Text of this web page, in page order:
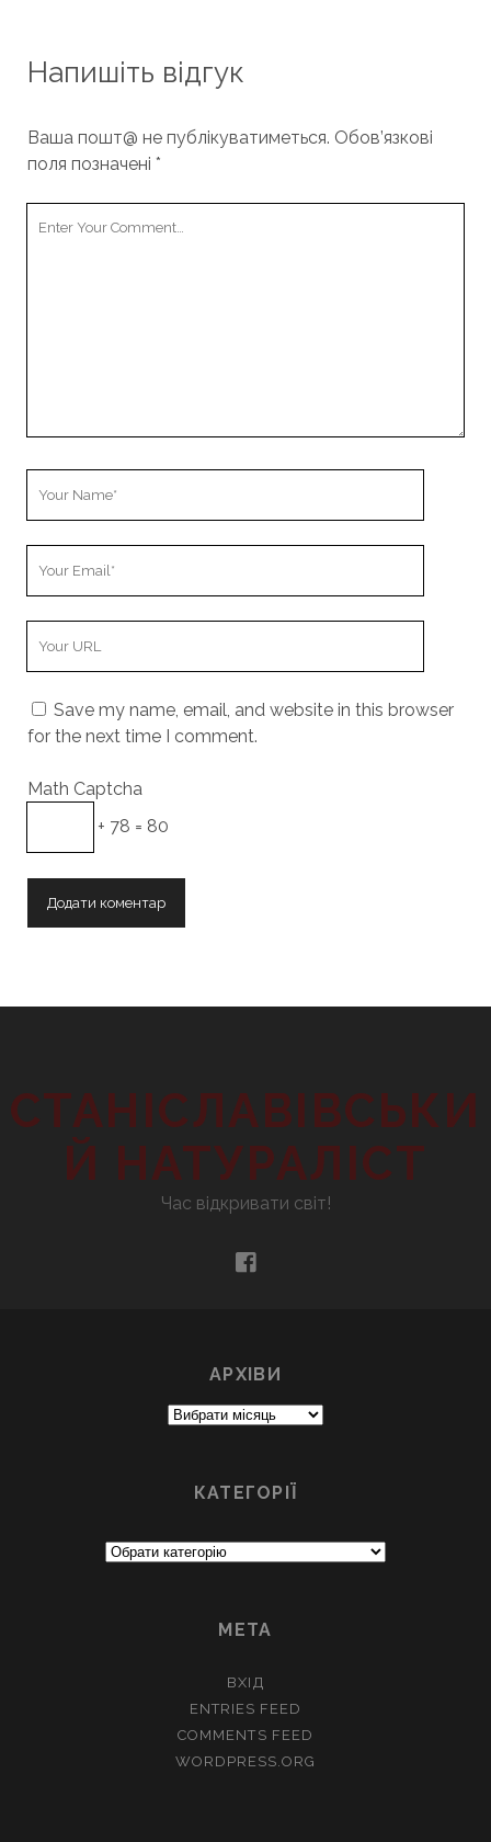
Напишіть відгук
Ваша пошт@ не публікуватиметься. Обов’язкові
поля позначені *
Save my name, email, and website in this browser
for the next time I comment.
Math Captcha
+ 78 = 80
СТАНІСЛАВІВСЬКИ
Й НАТУРАЛІСТ
Час відкривати світ!
facebook
АРХІВИ
Архіви
КАТЕГОРІЇ
МЕТА
ВХІД
ENTRIES FEED
COMMENTS FEED
WORDPRESS.ORG